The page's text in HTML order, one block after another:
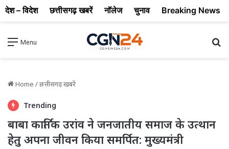
Menu
Home /छत्तीसगढ़ खबरें
Trending
बाबा कार्तिक उरांव ने जनजातीय समाज के उत्थान
हेतु अपना जीवन किया समर्पित: मुख्यमंत्री
देश – विदेश छत्तीसगढ़ खबरें नॉलेज चुनाव Breaking News